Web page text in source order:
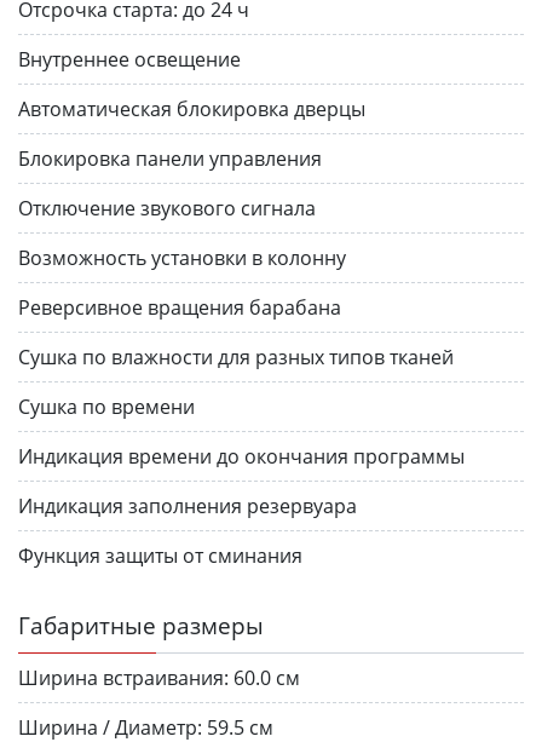
Отсрочка старта: до 24 ч
Внутреннее освещение
Автоматическая блокировка дверцы
Блокировка панели управления
Отключение звукового сигнала
Возможность установки в колонну
Реверсивное вращения барабана
Сушка по влажности для разных типов тканей
Сушка по времени
Индикация времени до окончания программы
Индикация заполнения резервуара
Функция защиты от сминания
Габаритные размеры
Ширина встраивания: 60.0 см
Ширина / Диаметр: 59.5 см